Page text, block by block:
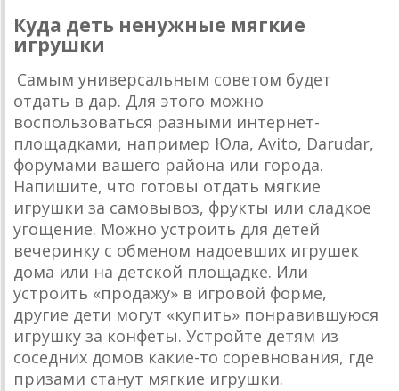
Куда деть ненужные мягкие
игрушки
Самым универсальным советом будет
отдать в дар. Для этого можно
воспользоваться разными интернет-
площадками, например Юла, Avito, Darudar,
форумами вашего района или города.
Напишите, что готовы отдать мягкие
игрушки за самовывоз, фрукты или сладкое
угощение. Можно устроить для детей
вечеринку с обменом надоевших игрушек
дома или на детской площадке. Или
устроить «продажу» в игровой форме,
другие дети могут «купить» понравившуюся
игрушку за конфеты. Устройте детям из
соседних домов какие-то соревнования, где
призами станут мягкие игрушки.